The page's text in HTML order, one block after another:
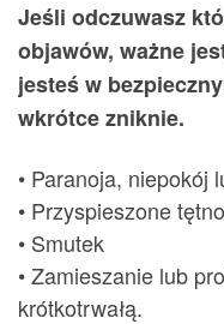
Jeśli odczuwasz
objawów, ważne
jesteś w
wkrótce zniknie.
• Paranoja, niepokój
• Przyspieszone
• Smutek
• Zamieszanie lub
krótkotrwałą.